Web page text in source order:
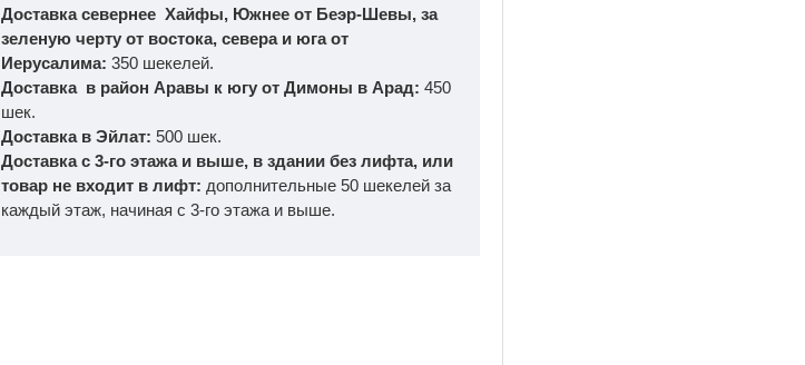
Доставка севернее Хайфы, Южнее от Беэр-Шевы, за
зеленую черту от востока, севера и юга от
Иерусалима: 350 шекелей.
Доставка в район Аравы к югу от Димоны в Арад: 450
шек.
Доставка в Эйлат: 500 шек.
Доставка с 3-го этажа и выше, в здании без лифта, или
товар не входит в лифт: дополнительные 50 шекелей за
каждый этаж, начиная с 3-го этажа и выше.